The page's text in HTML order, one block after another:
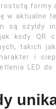
formy
w aktualne
są szyldy
kody QR
takich
i
LED